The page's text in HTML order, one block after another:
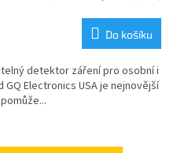
Do košíku
detektor záření pro osobní i
GQ Electronics USA je nejnovější